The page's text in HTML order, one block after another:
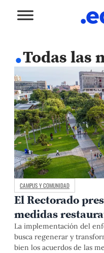
.Todas las
CAMPUS Y COMUNIDAD
El Rectorado
medidas
La implementación del
busca regenerar y
bien los acuerdos de las